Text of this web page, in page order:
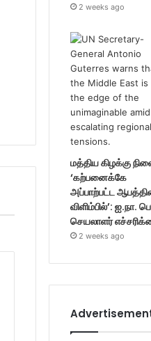
2 weeks ago
மத்திய கிழக்கு
‘கற்பனைக்கே
அப்பாற்பட்ட
விளிம்பில்’: ஐ.நா.
செயலாளர்
2 weeks ago